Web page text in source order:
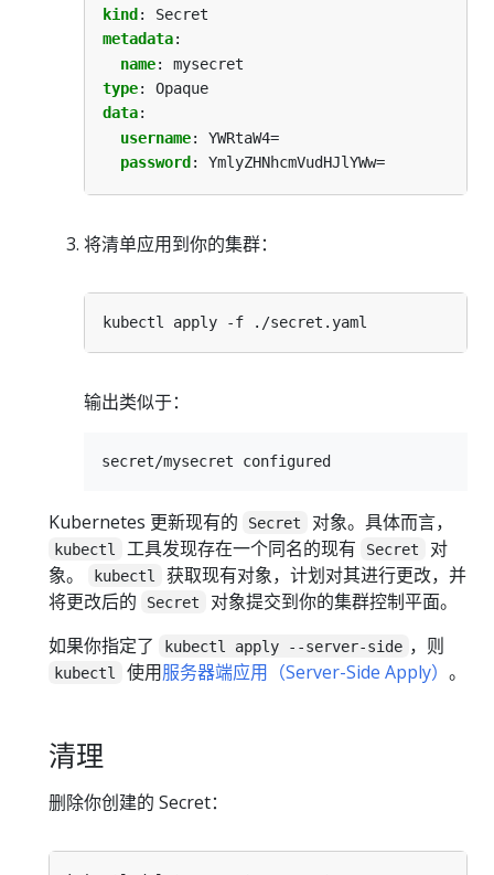
kind :
Secret
metadata:
name:
mysecret
type:
Opaque
data:
username:
YWRtaW4=
password : YmlyZHNhcmVudHJlYWw=
将清单应用到你的集群：
输出类似于：
Kubernetes 更新现有的 Secret 对象。具体而言，
kubectl 工具发现存在一个同名的现有 Secret
对
象。
kubectl
获取现有对象，计划对其进行更改，并
将更改后的
Secret
对象提交到你的集群控制平面。
如果你指定了
kubectl apply --server-side ，则
kubectl 使用服务器端应用（Server-Side Apply） 。
清理
删除你创建的 Secret：